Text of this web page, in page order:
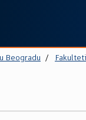
Beogradu